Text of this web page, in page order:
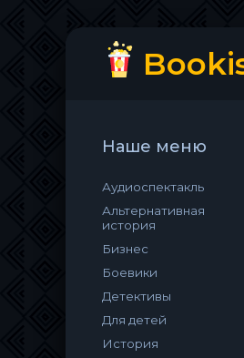
Наше меню
Аудиоспектакль
Альтернативная
история
Бизнес
Боевики
Детективы
Для детей
История